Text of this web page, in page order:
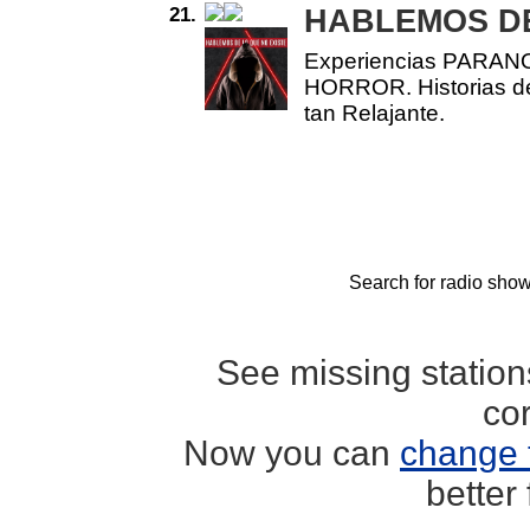
21. HABLEMOS
Experiencias
HORROR. Historias
tan Relajante.
Search for radio
See missing
Now you can change
better